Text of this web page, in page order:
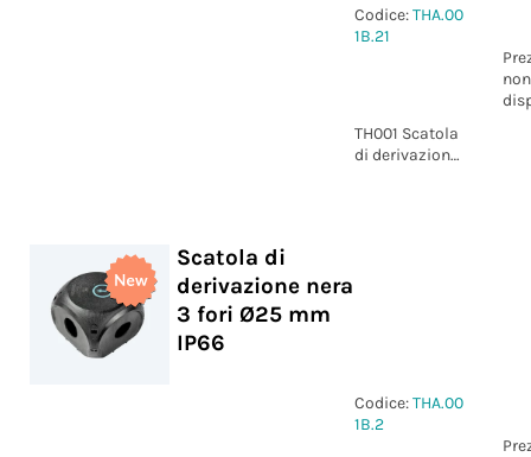
Codice:THA.00
1B.21
non
TH001 Scatola
di derivazione
Scatola di
derivazione nera
3 fori Ø25 mm
IP66
Codice:THA.00
1B.2